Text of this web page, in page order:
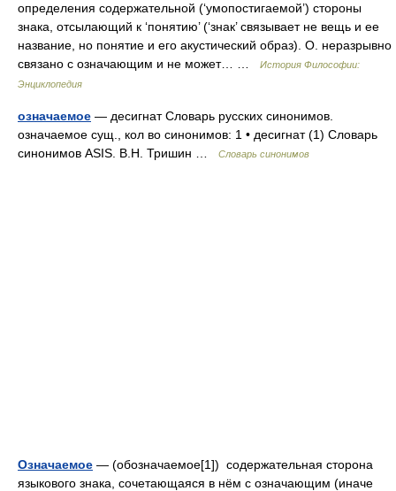
определения содержательной (‘умопостигаемой’) стороны
знака, отсылающий к ‘понятию’ (‘знак’ связывает не вещь и ее
название, но понятие и его акустический образ). О. неразрывно
связано с означающим и не может… …
История Философии:
Энциклопедия
означаемое — десигнат Словарь русских синонимов.
означаемое сущ., кол во синонимов: 1 • десигнат (1) Словарь
синонимов ASIS. В.Н. Тришин …
Словарь синонимов
Означаемое — (обозначаемое[1]) содержательная сторона
языкового знака, сочетающаяся в нём с означающим (иначе